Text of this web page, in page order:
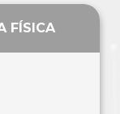
FÍSICA